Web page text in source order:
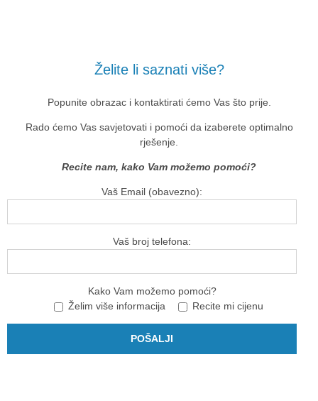
Želite li saznati više?
Popunite obrazac i kontaktirati ćemo Vas što prije.
Rado ćemo Vas savjetovati i pomoći da izaberete optimalno
rješenje.
Recite nam, kako Vam možemo pomoći?
Vaš Email (obavezno):
Vaš broj telefona:
Kako Vam možemo pomoći?
Želim više informacija
Recite mi cijenu